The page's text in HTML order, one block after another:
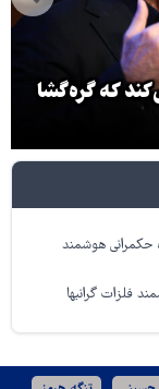
که گره‌گشا
حکمرانی هوشمند
فلزات گرانبها